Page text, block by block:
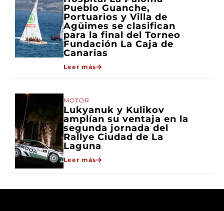
Pueblo Guanche,
Portuarios y Villa de
Agüimes se clasifican
para la final del Torneo
Fundación La Caja de
Canarias
Leer más
MOTOR
Lukyanuk y Kulikov
amplían su ventaja en la
segunda jornada del
Rallye Ciudad de La
Laguna
Leer más